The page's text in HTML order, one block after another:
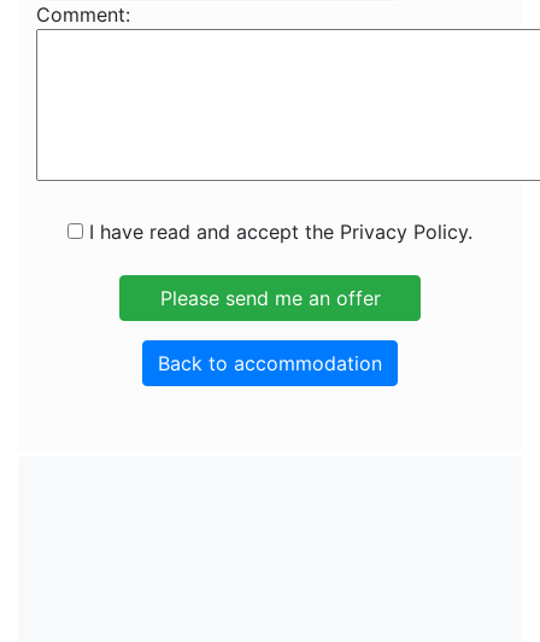
Comment:
I have read and accept the Privacy Policy.
Back to accommodation